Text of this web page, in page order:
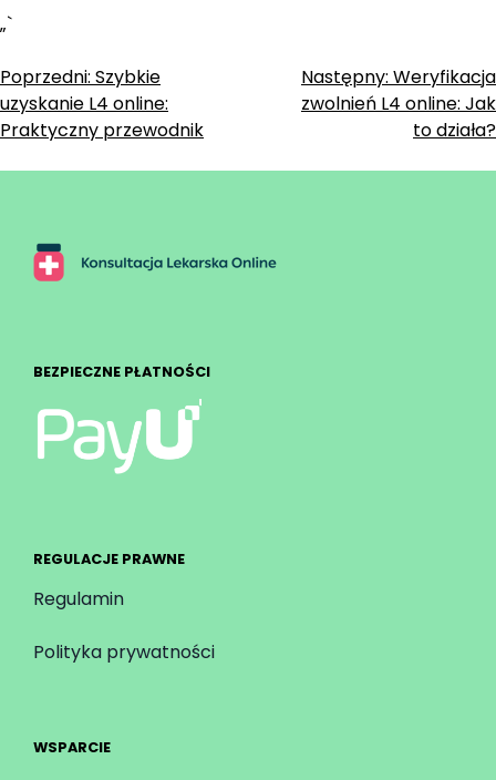
„`
Zobacz
wpisy
Poprzedni: Szybkie
uzyskanie L4 online:
Praktyczny przewodnik
Następny: Weryfikacja
zwolnień L4 online: Jak
to działa?
BEZPIECZNE PŁATNOŚCI
REGULACJE PRAWNE
Regulamin
Polityka prywatności
WSPARCIE